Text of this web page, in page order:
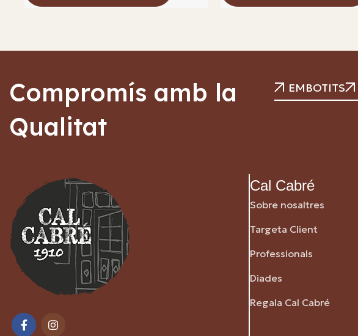
Compromís amb la
Qualitat
EMBOTITS
Cal Cabré
Sobre nosaltres
Targeta Client
Professionals
Diades
Regala Cal Cabré